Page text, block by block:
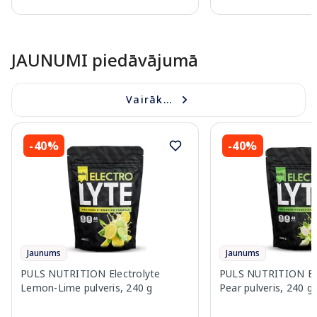
JAUNUMI piedāvājumā
Vairāk...
-40%
Jaunums
PULS NUTRITION Electrolyte
Lemon-Lime pulveris, 240 g
-40%
Jaunums
PULS NUTRITION
Pear pulveris, 240 g